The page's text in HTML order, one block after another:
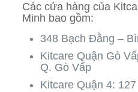
Các cửa hàng của
Minh bao gồm:
348 Bạch Đằng –
Kitcare Quận Gò
Q. Gò Vấp
Kitcare Quận 4: